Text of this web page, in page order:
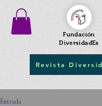
Fundación
DiversidadEs
Revista
Entrada